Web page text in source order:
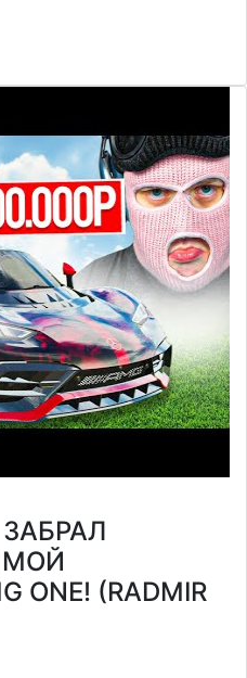
МОЙ
(RADMIR